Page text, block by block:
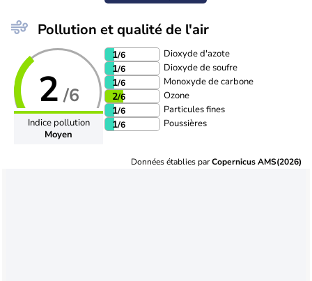
Pollution et qualité de l'air
2 /6
Indice pollution
Moyen
1/6 Dioxyde d'azote
1/6 Dioxyde de soufre
1/6 Monoxyde de carbone
2/6 Ozone
1/6 Particules fines
1/6 Poussières
Données établies parCopernicus AMS(2026)